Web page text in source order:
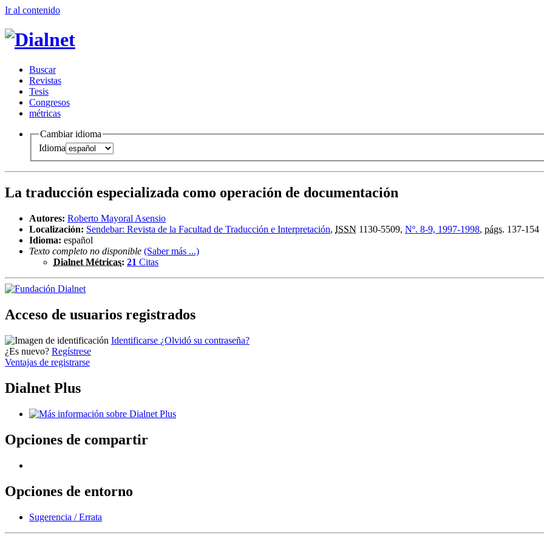
Ir al contenido
Buscar
Revistas
Tesis
Congresos
métricas
Cambiar idioma
Idioma
La traducción especializada como operación de documentación
Autores: Roberto Mayoral Asensio
Localización: Sendebar: Revista de la Facultad de Traducción e Interpretación, ISSN 1130-5509, Nº. 8-9, 1997-1998, págs. 137-154
Idioma: español
Texto completo no disponible (Saber más ...)
Dialnet Métricas: 21 Citas
Acceso de usuarios registrados
Identificarse ¿Olvidó su contraseña?
¿Es nuevo? Regístrese
Ventajas de registrarse
Dialnet Plus
Opciones de compartir
Opciones de entorno
Sugerencia / Errata